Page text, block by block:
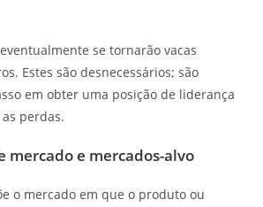
se tornarão vacas
Estes são desnecessários; são
em obter uma posição de liderança
perdas.
mercado e mercados-alvo
o mercado em que o produto ou